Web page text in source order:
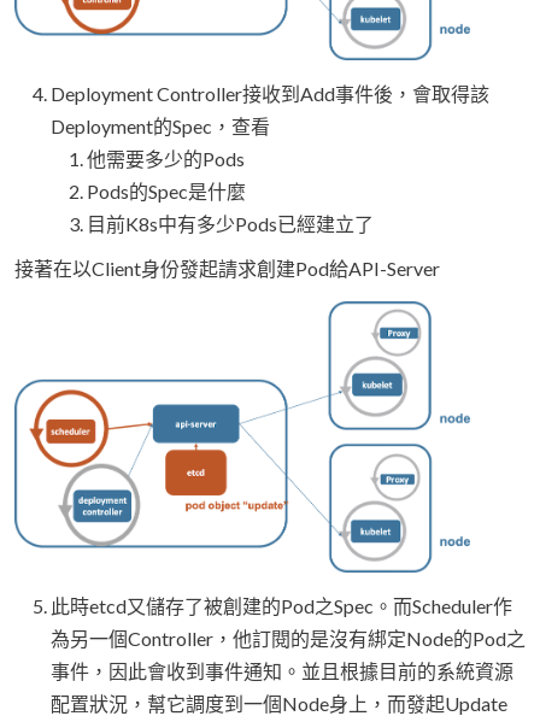
Deployment Controller接收到Add事件後，會取得該
Deployment的Spec，查看
他需要多少的Pods
Pods的Spec是什麼
目前K8s中有多少Pods已經建立了
接著在以Client身份發起請求創建Pod給API-Server
此時etcd又儲存了被創建的Pod之Spec。而Scheduler作
為另一個Controller，他訂閱的是沒有綁定Node的Pod之
事件，因此會收到事件通知。並且根據目前的系統資源
配置狀況，幫它調度到一個Node身上，而發起Update